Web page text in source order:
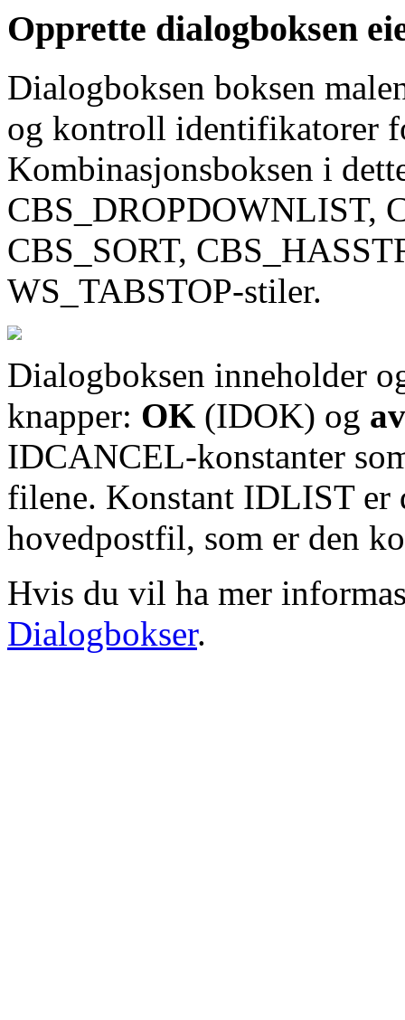
Opprette dialogboksen
Dialogboksen boksen
og kontroll identifikatorer
Kombinasjonsboksen i
CBS_DROPDOWNLIST,
CBS_SORT,
WS_TABSTOP-stiler.
Dialogboksen inneholder
knapper: OK (IDOK) og
IDCANCEL-konstanter
filene. Konstant IDLIST er
hovedpostfil, som er den
Hvis du vil ha mer
Dialogbokser.